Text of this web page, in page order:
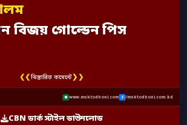
বিজয় গোল্ডেন পিস
❮❮বিস্তারিত কমেন্টে❯❯
www.muktodhoni.com /muktodhoni.com.bd
CBN ডার্ক স্টাইল ডাউনলোড